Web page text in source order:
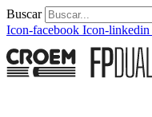
Buscar
Icon-facebook Icon-linkedin